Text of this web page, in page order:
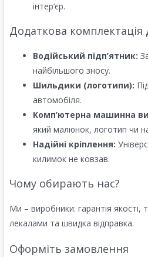
інтер’єр.
Додаткова комплектація
Водійський підп’ятник:
найбільшого зносу.
Шильдики (логотипи):
автомобіля.
Комп’ютерна машинна
який малюнок, логотип чи
Надійні кріплення:
килимок не ковзав.
Чому обирають нас?
Ми – виробники: гарантія якості,
лекалами та швидка відправка.
Оформіть замовлення